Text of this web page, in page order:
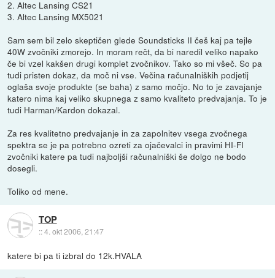
2. Altec Lansing CS21
3. Altec Lansing MX5021
Sam sem bil zelo skeptičen glede Soundsticks II češ kaj pa tejle
40W zvočniki zmorejo. In moram rečt, da bi naredil veliko napako
če bi vzel kakšen drugi komplet zvočnikov. Tako so mi všeč. So pa
tudi pristen dokaz, da moč ni vse. Večina računalniških podjetij
oglaša svoje produkte (se baha) z samo močjo. No to je zavajanje
katero nima kaj veliko skupnega z samo kvaliteto predvajanja. To je
tudi Harman/Kardon dokazal.
Za res kvalitetno predvajanje in za zapolnitev vsega zvočnega
spektra se je pa potrebno ozreti za ojačevalci in pravimi HI-FI
zvočniki katere pa tudi najboljši računalniški še dolgo ne bodo
dosegli.
Toliko od mene.
TOP
::4. okt 2006, 21:47
katere bi pa ti izbral do 12k.HVALA